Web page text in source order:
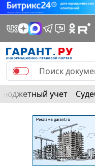
Бюджетный учет